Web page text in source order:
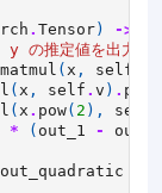
. Tensor) ->
の推定値を出力
matmul ( x , self
( x , self . v ) . pow
( x . pow( 2 ), self
* ( out_1 - out_2
out_quadratic